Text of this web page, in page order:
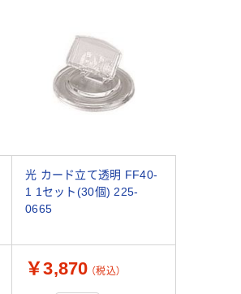
光 カード立て透明 FF40-
1 1セット(30個) 225-
0665
￥3,870 （税込）